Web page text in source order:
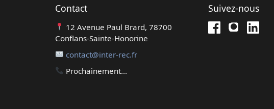
Contact
12 Avenue Paul Brard, 78700
Conflans-Sainte-Honorine
contact@inter-rec.fr
Prochainement...
Suivez-nous